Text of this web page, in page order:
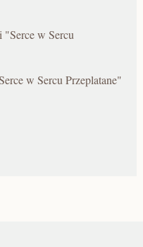
w Sercu Przeplatane"